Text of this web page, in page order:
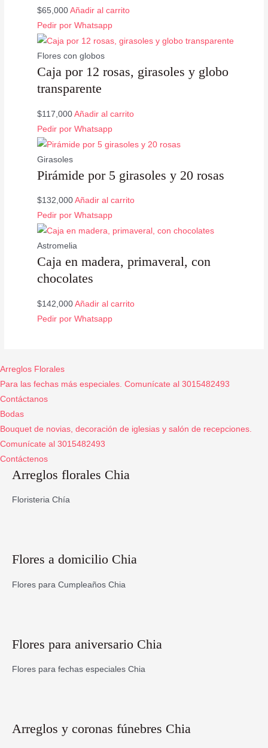
$65,000 Añadir al carrito
Pedir por Whatsapp
Flores con globos
Caja por 12 rosas, girasoles y globo
transparente
$117,000 Añadir al carrito
Pedir por Whatsapp
Girasoles
Pirámide por 5 girasoles y 20 rosas
$132,000 Añadir al carrito
Pedir por Whatsapp
Astromelia
Caja en madera, primaveral, con
chocolates
$142,000 Añadir al carrito
Pedir por Whatsapp
Arreglos Florales
Para las fechas más especiales. Comunícate al 3015482493
Contáctanos
Bodas
Bouquet de novias, decoración de iglesias y salón de recepciones.
Comunícate al 3015482493
Contáctenos
Arreglos florales Chia
Floristeria Chía
Flores a domicilio Chia
Flores para Cumpleaños Chia
Flores para aniversario Chia
Flores para fechas especiales Chia
Arreglos y coronas fúnebres Chia